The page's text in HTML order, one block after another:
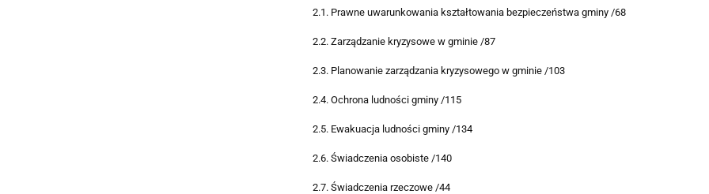
2.1. Prawne uwarunkowania kształtowania bezpieczeństwa gminy /68
2.2. Zarządzanie kryzysowe w gminie /87
2.3. Planowanie zarządzania kryzysowego w gminie /103
2.4. Ochrona ludności gminy /115
2.5. Ewakuacja ludności gminy /134
2.6. Świadczenia osobiste /140
2.7. Świadczenia rzeczowe /44